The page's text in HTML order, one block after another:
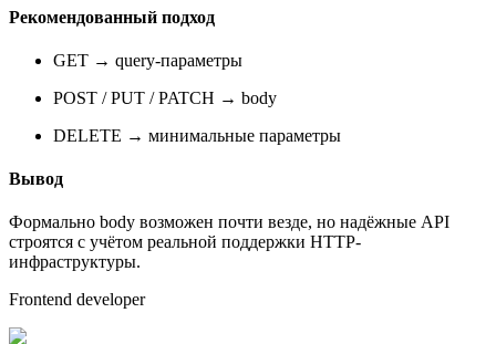
Рекомендованный подход
GET → query-параметры
POST / PUT / PATCH → body
DELETE → минимальные параметры
Вывод
Формально body возможен почти везде, но надёжные API
строятся с учётом реальной поддержки HTTP-
инфраструктуры.
Frontend developer